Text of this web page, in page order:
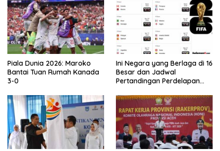
Piala Dunia 2026: Maroko
Bantai Tuan Rumah Kanada
3-0
Ini Negara yang Berlaga di 16
Besar dan Jadwal
Pertandingan Perdelapan